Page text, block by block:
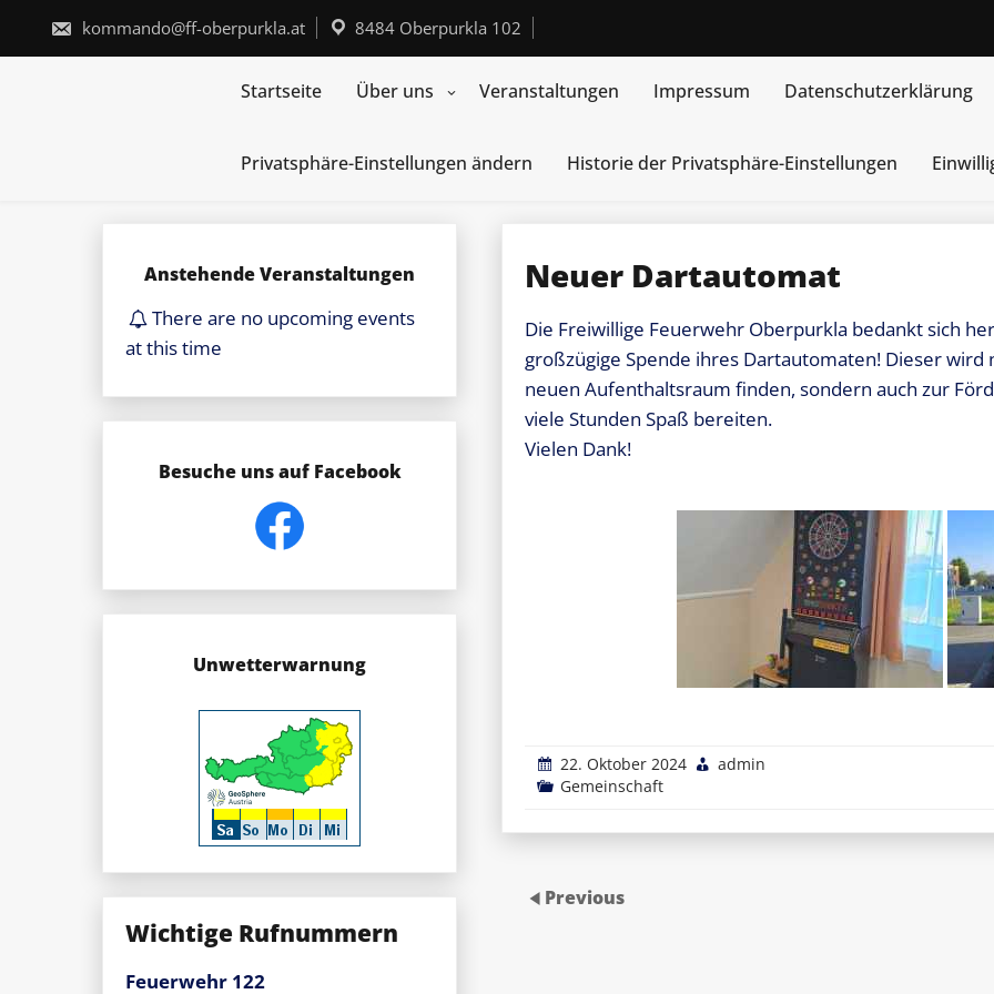
content
kommando@ff-oberpurkla.at 8484 Oberpurkla 102
Startseite Über uns Veranstaltungen Impressum Datenschutzerklärung
Privatsphäre-Einstellungen ändern Historie der Privatsphäre-Einstellungen
Neuer Dartautomat
Die Freiwillige Feuerwehr Oberpurkla bedankt sich
großzügige Spende ihres Dartautomaten! Dieser
neuen Aufenthaltsraum finden, sondern auch zur
viele Stunden Spaß bereiten.
Vielen Dank!
22. Oktober 2024
admin
Gemeinschaft
Previous
Anstehende Veranstaltungen
There are no upcoming events
at this time
Besuche uns auf Facebook
Unwetterwarnung
Wichtige Rufnummern
Feuerwehr 122